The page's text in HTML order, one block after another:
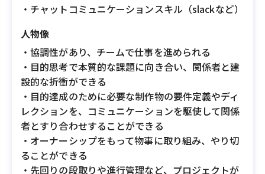
・チャットコミュニケーションスキル（slackなど）
人物像
・協調性があり、チームで仕事を進められる
・目的思考で本質的な課題に向き合い、関係者と建
設的な折衝ができる
・目的達成のために必要な制作物の要件定義やディ
レクションを、コミュニケーションを駆使して関係
者とすり合わせすることができる
・オーナーシップをもって物事に取り組み、やり切
ることができる
・先回りの段取りや進行管理など、プロジェクトが